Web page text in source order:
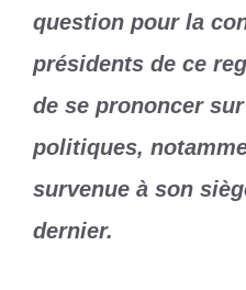
question pour la
présidents de ce
de se prononcer
politiques,
survenue à son
dernier.